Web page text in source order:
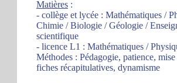
Matières :
- collège et lycée : Mathématiques /
Chimie / Biologie / Géologie /
scientifique
- licence L1 : Mathématiques /
Méthodes : Pédagogie, patience,
fiches récapitulatives, dynamisme